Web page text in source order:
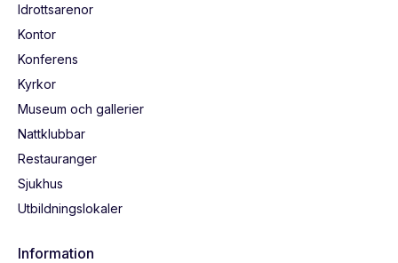
Idrottsarenor
Kontor
Konferens
Kyrkor
Museum och gallerier
Nattklubbar
Restauranger
Sjukhus
Utbildningslokaler
Information